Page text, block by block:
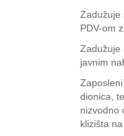
Zadužuje
PDV-om
Zadužuje
javnim
dionica,
nizvodno
klizišta